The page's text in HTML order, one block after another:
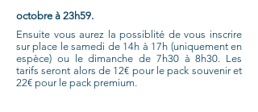
octobre à 23h59.
Ensuite vous aurez la possiblité de vous inscrire
sur place le samedi de 14h à 17h (uniquement en
espèce) ou le dimanche de 7h30 à 8h30. Les
tarifs seront alors de 12€ pour le pack souvenir et
22€ pour le pack premium.